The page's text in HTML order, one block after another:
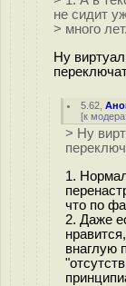
не сидит
> много лет.
Ну
5.62 ,
[к
> Ну
1.
что по
2. Даже
внаглую